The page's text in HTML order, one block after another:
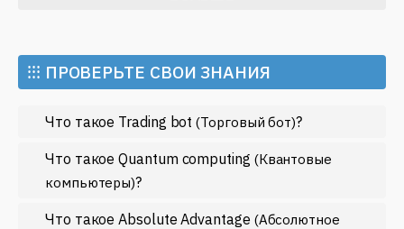
Майнинг
Метавселенные
Регулирование
Рынок и события
Экономика
Эфириум
⁝⁝⁝ ПРОВЕРЬТЕ СВОИ ЗНАНИЯ
Что такое Trading bot(Торговый бот)?
Что такое Quantum computing (Квантовые
компьютеры)?
Что такое Absolute Advantage (Абсолютное